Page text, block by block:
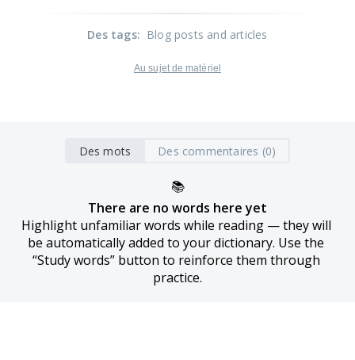
Des tags: Blog posts and articles
Au sujet de matériel
Des mots Des commentaires (0)
📚
There are no words here yet
Highlight unfamiliar words while reading — they will
be automatically added to your dictionary. Use the
“Study words” button to reinforce them through
practice.